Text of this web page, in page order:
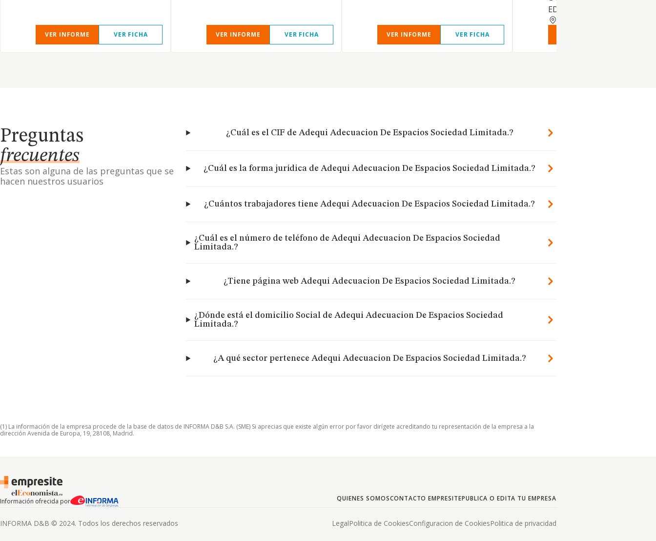
VER INFORME VER FICHA VER INFORME VER FICHA VER INFORME VER FICHA
EDIFICACIONES
Preguntas
frecuentes
Estas son alguna de las preguntas que se
hacen nuestros usuarios
¿Cuál es el CIF de Adequi Adecuacion De Espacios Sociedad Limitada.?
¿Cuál es la forma jurídica de Adequi Adecuacion De Espacios Sociedad Limitada.?
¿Cuántos trabajadores tiene Adequi Adecuacion De Espacios Sociedad Limitada.?
¿Cuál es el número de teléfono de Adequi Adecuacion De Espacios Sociedad
Limitada.?
¿Tiene página web Adequi Adecuacion De Espacios Sociedad Limitada.?
¿Dónde está el domicilio Social de Adequi Adecuacion De Espacios Sociedad
Limitada.?
¿A qué sector pertenece Adequi Adecuacion De Espacios Sociedad Limitada.?
(1) La información de la empresa procede de la base de datos de INFORMA D&B S.A. (SME) Si aprecias que existe algún error por favor dirígete acreditando tu representación de la empresa a la
dirección Avenida de Europa, 19, 28108, Madrid.
Información ofrecida por QUIENES SOMOSCONTACTO EMPRESITEPUBLICA O EDITA TU EMPRESA
INFORMA D&B © 2024. Todos los derechos reservados LegalPolitica de CookiesConfiguracion de CookiesPolitica de privacidad